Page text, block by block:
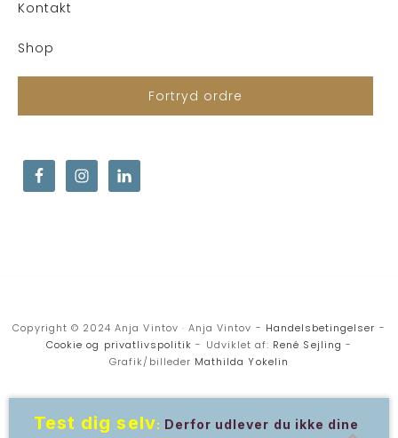
Kontakt
Shop
Fortryd ordre
Copyright © 2024 Anja Vintov · Anja Vintov - Handelsbetingelser -
Cookie og privatlivspolitik - Udviklet af: René Sejling -
Grafik/billeder Mathilda Yokelin
Test dig selv: Derfor udlever du ikke dine